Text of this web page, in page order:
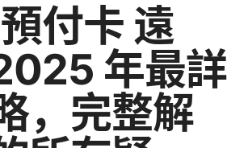
付卡 遠
年最詳
，完整解